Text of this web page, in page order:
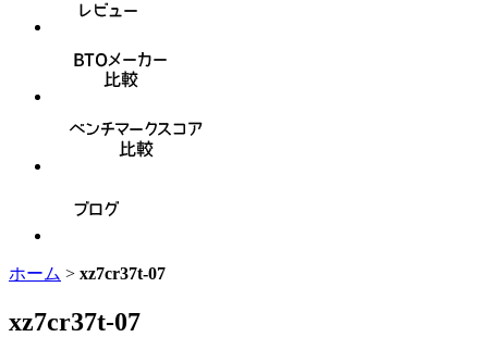
ホーム > xz7cr37t-07
xz7cr37t-07